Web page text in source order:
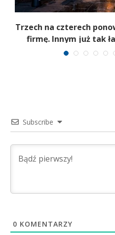
Trzech na czterech
firmę. Innym już tak
Subscribe
0 KOMENTARZY